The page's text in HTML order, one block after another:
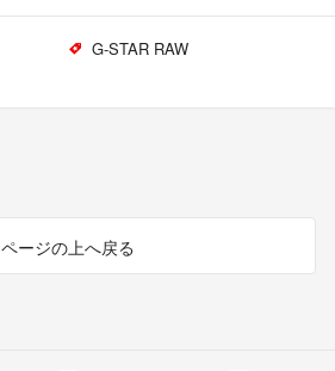
G-STAR RAW
ページの上へ戻る